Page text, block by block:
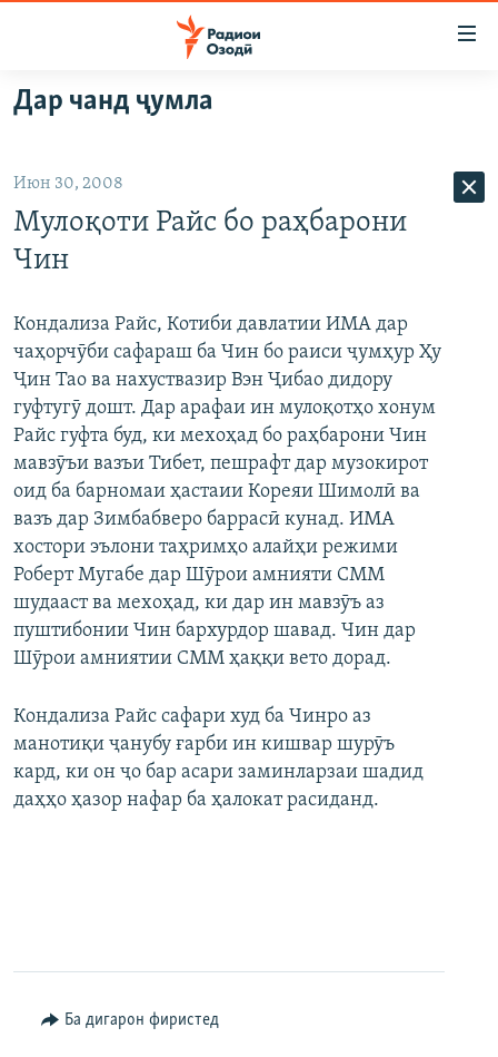
Ҷаҳиш
ба
аслӣ
ба
феҳристи
Ҷаҳиш
ҷустор
ГӮШАҲО
ҶОМЕА
ОСИЁИ МАРКАЗӢ
ФАРҲАНГ
МЕҲМОНИ ОЗОДӢ
ВАРЗИШ
САЛОМ, ХОҲАР
ҶАНГ ДАР УКРАИНА
НАЗАРИ МАРДУМ
БЛОГИСТОН
ОЗОДӢ ОНЛАЙН
ЧАНДРАСОНАӢ
ВИДЕО
НИГОРИСТОН
ГУЗОРИШҲОИ РАДИОӢ
РӮЙХАТҲО
КИТОБҲОИ ОЗОДӢ
Русский
ПАЙГИРӢ КУНЕД
Ҳамаи сомонаҳои RFE/RL
Дар чанд ҷумла
Июн 30, 2008
Мулоқоти Райс бо раҳбарони
Чин
Кондализа Райс, Котиби давлатии ИМА дар
чаҳорчӯби сафараш ба Чин бо раиси ҷумҳур Ҳу
Ҷин Тао ва нахуствазир Вэн Ҷибао дидору
гуфтугӯ дошт. Дар арафаи ин мулоқотҳо хонум
Райс гуфта буд, ки мехоҳад бо раҳбарони Чин
мавзӯъи вазъи Тибет, пешрафт дар музокирот
оид ба барномаи ҳастаии Кореяи Шимолӣ ва
вазъ дар Зимбабверо баррасӣ кунад. ИМА
хостори эълони таҳримҳо алайҳи режими
Роберт Мугабе дар Шӯрои амнияти СММ
шудааст ва мехоҳад, ки дар ин мавзӯъ аз
пуштибонии Чин бархурдор шавад. Чин дар
Шӯрои амниятии СММ ҳаққи вето дорад.
Кондализа Райс сафари худ ба Чинро аз
манотиқи ҷанубу ғарби ин кишвар шурӯъ
кард, ки он ҷо бар асари заминларзаи шадид
даҳҳо ҳазор нафар ба ҳалокат расиданд.
Ба дигарон фиристед